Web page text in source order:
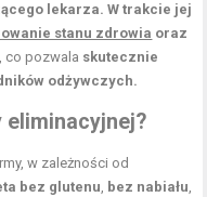
lekarza. W trakcie jej
stanu zdrowia oraz
, co pozwala skutecznie
odżywczych.
eliminacyjnej?
w zależności od
bez glutenu, bez nabiału,